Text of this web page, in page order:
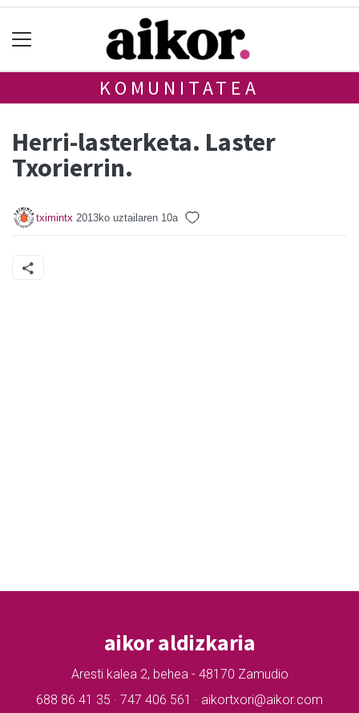
KOMUNITATEA
Herri-lasterketa. Laster
Txorierrin.
tximintx 2013ko uztailaren 10a
aikor aldizkaria
Aresti kalea 2, behea - 48170 Zamudio
688 86 41 35 · 747 406 561 · aikortxori@aikor.com